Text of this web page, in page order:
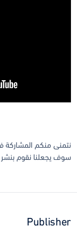
نتمنى منكم المشاركة
سوف يجعلنا نقوم
Publisher